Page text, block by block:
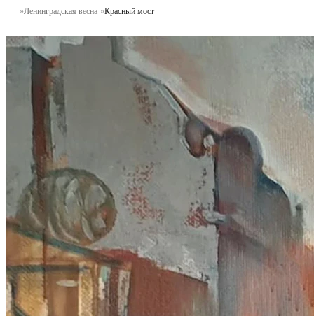
Ленинградская весна Красный мост